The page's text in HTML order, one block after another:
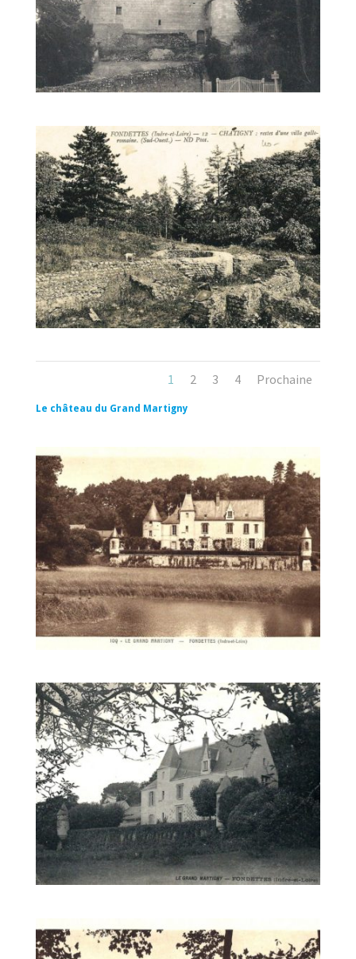
1 2 3 4 Prochaine
Le château du Grand Martigny